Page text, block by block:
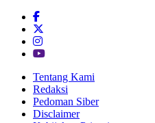
Tentang Kami
Redaksi
Pedoman Siber
Disclaimer